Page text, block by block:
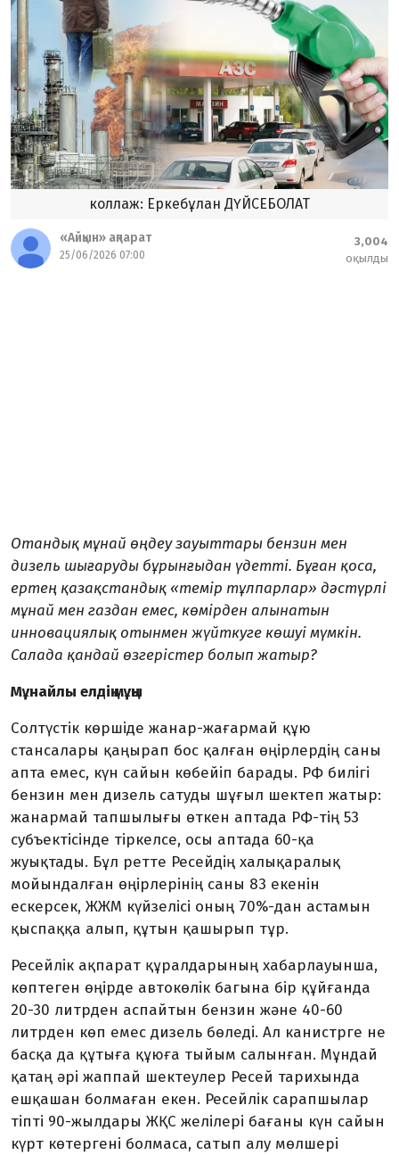
коллаж: Еркебұлан ДҮЙСЕБОЛАТ
«Айқын» ақпарат
25/06/2026 07:00
3,004
оқылды
Отандық мұнай өңдеу зауыттары бензин мен
дизель шығаруды бұрынғыдан үдетті. Бұған қоса,
ертең қазақстандық «темір тұлпарлар» дәстүрлі
мұнай мен газдан емес, көмірден алынатын
инновациялық отынмен жүйткуге көшуі мүмкін.
Салада қандай өзгерістер болып жатыр?
Мұнайлы елдің мұңы
Солтүстік көршіде жанар-жағармай құю
стансалары қаңырап бос қалған өңірлердің саны
апта емес, күн сайын көбейіп барады. РФ билігі
бензин мен дизель сатуды шұғыл шектеп жатыр:
жанармай тапшылығы өткен аптада РФ-тің 53
субъектісінде тіркелсе, осы аптада 60-қа
жуықтады. Бұл ретте Ресейдің халықаралық
мойындалған өңірлерінің саны 83 екенін
ескерсек, ЖЖМ күйзелісі оның 70%-дан астамын
қыспаққа алып, құтын қашырып тұр.
Ресейлік ақпарат құралдарының хабарлауынша,
көптеген өңірде автокөлік багына бір құйғанда
20-30 литрден аспай­тын бензин және 40-60
литрден көп емес дизель бөледі. Ал канистрге не
басқа да құтыға құюға тыйым салынған. Мұндай
қатаң әрі жаппай шектеулер Ресей тарихында
ешқашан болмаған екен. Ресейлік сарапшылар
тіпті 90-жыл­дары ЖҚС желілері бағаны күн сайын
күрт көтергені болмаса, сатып алу мөлшері